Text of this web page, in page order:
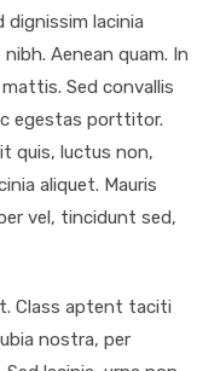
dignissim lacinia
Aenean quam. In
Sed convallis
egestas porttitor.
quis, luctus non,
aliquet. Mauris
vel, tincidunt sed,
Class aptent taciti
nostra, per